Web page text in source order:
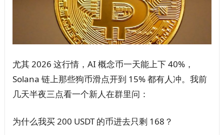
尤其 2026 这行情，AI 概念币一天能上下 40%，
Solana 链上那些狗币滑点开到 15% 都有人冲。我前
几天半夜三点看一个新人在群里问：
为什么我买 200 USDT 的币进去只剩 168？